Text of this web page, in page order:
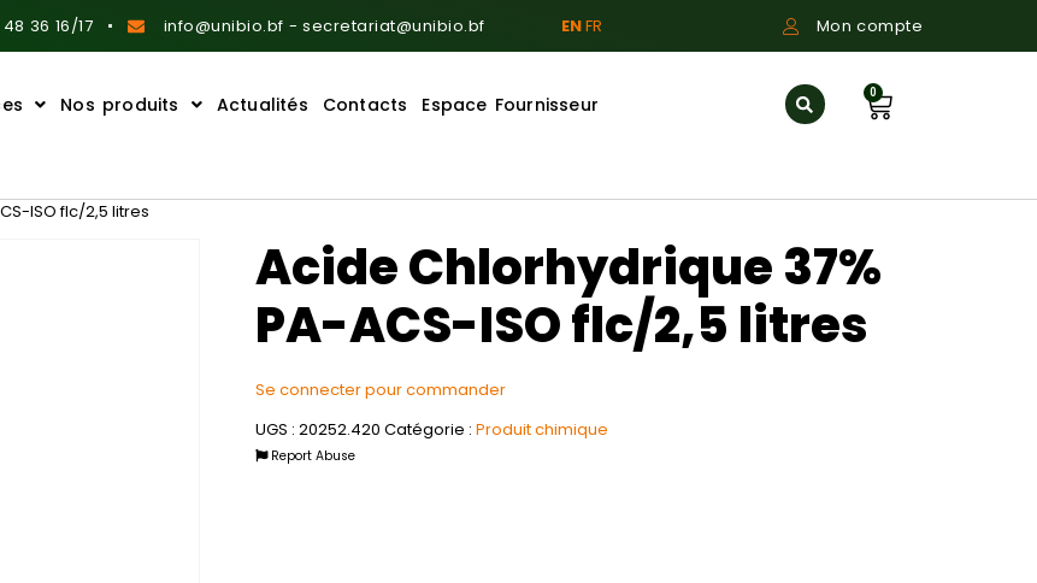
36 16/17 info@unibio.bf - secretariat@unibio.bf ENFR Mon compte
Nos produits Actualités Contacts Espace Fournisseur
0
ISO flc/2,5 litres
Acide Chlorhydrique 37%
PA-ACS-ISO flc/2,5 litres
Se connecter pour commander
UGS : 20252.420 Catégorie : Produit chimique
Report Abuse